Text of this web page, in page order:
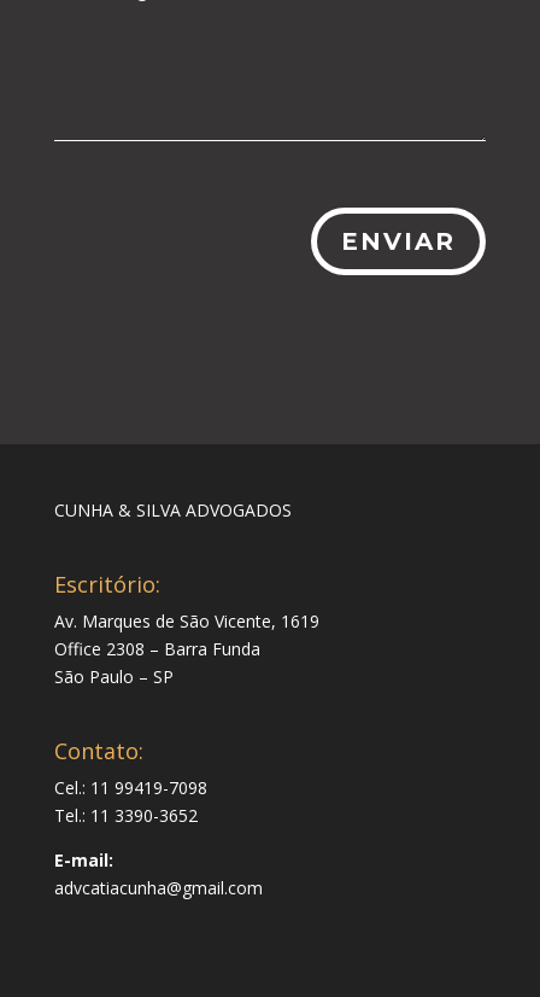
ENVIAR
CUNHA & SILVA ADVOGADOS
Escritório:
Av. Marques de São Vicente, 1619
Office 2308 – Barra Funda
São Paulo – SP
Contato:
Cel.: 11 99419-7098
Tel.: 11 3390-3652
E-mail:
advcatiacunha@gmail.com